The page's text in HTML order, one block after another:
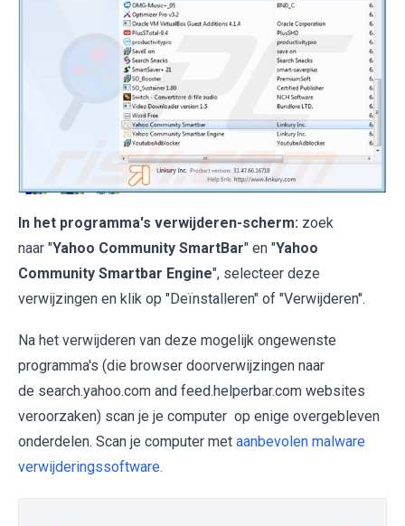
In het programma's verwijderen-scherm: zoek
naar "Yahoo Community SmartBar" en "Yahoo
Community Smartbar Engine", selecteer deze
verwijzingen en klik op "Deïnstalleren" of "Verwijderen".
Na het verwijderen van deze mogelijk ongewenste
programma's (die browser doorverwijzingen naar
de search.yahoo.com and feed.helperbar.com websites
veroorzaken) scan je je computer op enige overgebleven
onderdelen. Scan je computer met aanbevolen malware
verwijderingssoftware.